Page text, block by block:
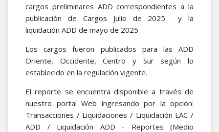
cargos preliminares ADD correspondientes a la
publicación de Cargos Julio de 2025
y la
liquidación ADD de mayo de 2025.
Los cargos fueron publicados para las ADD
Oriente, Occidente, Centro y Sur según lo
establecido en la regulación vigente.
El reporte se encuentra disponible a través de
nuestro portal Web ingresando por la opción:
Transacciones / Liquidaciones / Liquidación LAC /
ADD / Liquidación ADD - Reportes (Medio